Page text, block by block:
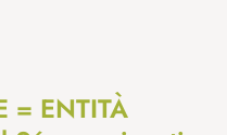
= ENTITÀ